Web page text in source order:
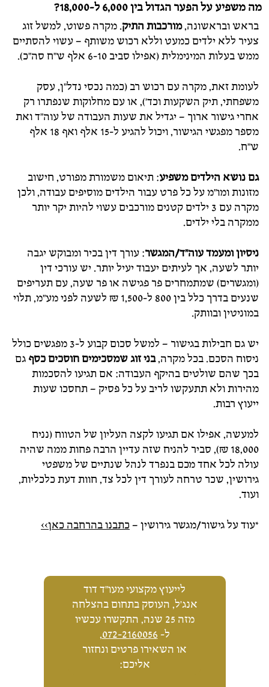
מה משפיע על הפער הגדול בין 6,000 ל-18,000?
בראש ובראשונה,מורכבות התיק. מקרה פשוט, למשל זוג
צעיר ללא ילדים כמעט וללא רכוש משותף – עשוי להסתיים
ממש בעלות המינימלית (אפילו סביב 6-10 אלף ש"ח סה"כ).
לעומת זאת, מקרה עם רכוש רב (כמה נכסי נדל"ן, עסק
משפחתי, תיק השקעות וכד'), או עם מחלוקות שנפתרו רק
אחרי גישור ארוך – יגדיל את שעות העבודה של עוה"ד ואת
מספר מפגשי הגישור, ויכול להגיע ל-15 אלף ואף 18 אלף
ש"ח.
גם נושא הילדים משפיע: תיאום משמורת מפורט, חישוב
מזונות ומו"מ על כל פרט עבור הילדים מוסיפים עבודה, ולכן
מקרה עם 3 ילדים קטנים מורכבים עשוי להיות יקר יותר
ממקרה בלי ילדים.
ניסיון ומעמד עוה"ד/המגשר: עורך דין בכיר ומבוקש יגבה
יותר לשעה, אך לעיתים יעבוד יעיל יותר. יש עורכי דין
(ומגשרים) שמתמחרים פר פגישה או פר שעה, עם תעריפים
שנעים בדרך כלל בין 800 ל-1,500 ₪ לשעה לפני מע"מ, תלוי
במוניטין ובוותק.
יש גם חבילות בגישור – למשל סכום קבוע ל-3 מפגשים כולל
ניסוח הסכם. בכל מקרה,בני זוג שמסכימים חוסכים כסף גם
בכך שהם שולטים בהיקף העבודה: אם תגיעו להסכמות
מהירות ולא תתעקשו לריב על כל פסיק – תחסכו שעות
ייעוץ רבות.
למעשה, אפילו אם תגיעו לקצה העליון של הטווח (נניח
18,000 ₪), סביר להניח שזה עדיין הרבה פחות ממה שהיה
עולה לכל אחד מכם בנפרד לנהל שנתיים של משפטי
גירושין, שכר טרחה לעורך דין לכל צד, חוות דעת כלכליות,
ועוד.
*עוד על גישור/מגשר גירושין – כתבנו בהרחבה כאן>>
לייעוץ מקצועי מעו"ד דוד
אנג'ל, העוסק בתחום בהצלחה
מזה 25 שנה, התקשרו עכשיו
ל- 072-2160056
,
או השאירו פרטים ונחזור
אליכם: